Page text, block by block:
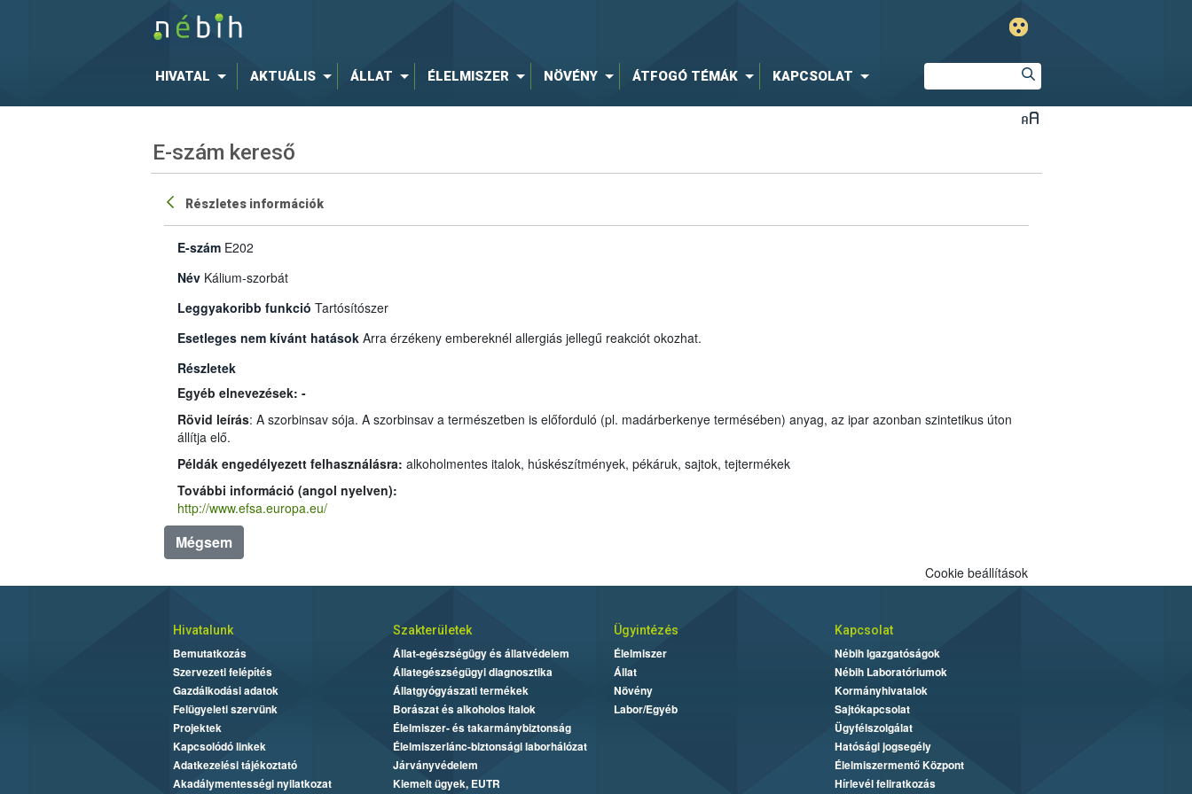
HIVATAL AKTUÁLIS ÁLLAT ÉLELMISZER NÖVÉNY ÁTFOGÓ TÉMÁK KAPCSOLAT
E-szám kereső
Részletes információk
E-szám E202
Név Kálium-szorbát
Leggyakoribb funkció Tartósítószer
Esetleges nem kívánt hatások Arra érzékeny embereknél allergiás jellegű reakciót okozhat.
Részletek
Egyéb elnevezések: -
Rövid leírás: A szorbinsav sója. A szorbinsav a természetben is előforduló (pl. madárberkenye termésében) anyag, az ipar azonban szintetikus úton
állítja elő.
Példák engedélyezett felhasználásra: alkoholmentes italok, húskészítmények, pékáruk, sajtok, tejtermékek
További információ (angol nyelven):
http://www.efsa.europa.eu/
Mégsem
Cookie beállítások
Hivatalunk
Bemutatkozás
Szervezeti felépítés
Gazdálkodási adatok
Felügyeleti szervünk
Projektek
Kapcsolódó linkek
Adatkezelési tájékoztató
Akadálymentességi nyilatkozat
Szakterületek
Állat-egészségügy és állatvédelem
Állategészségügyi diagnosztika
Állatgyógyászati termékek
Borászat és alkoholos italok
Élelmiszer- és takarmánybiztonság
Élelmiszerlánc-biztonsági laborhálózat
Járványvédelem
Kiemelt ügyek, EUTR
Ügyintézés
Élelmiszer
Állat
Növény
Labor/Egyéb
Kapcsolat
Nébih Igazgatóságok
Nébih Laboratóriumok
Kormányhivatalok
Sajtókapcsolat
Ügyfélszolgálat
Hatósági jogsegély
Élelmiszermentő Központ
Hírlevél feliratkozás